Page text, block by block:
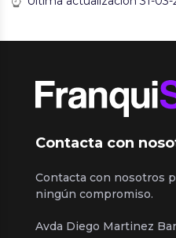
Contacta con
Contacta con nosotros
ningún compromiso.
Avda Diego Martinez